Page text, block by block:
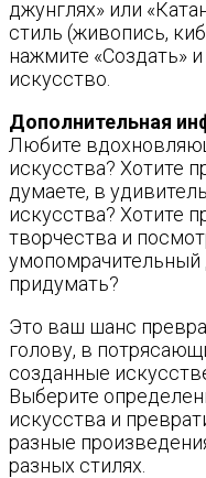
джунглях» или
стиль (живопись,
нажмите «Создать»
искусство.
Дополнительная
Любите
искусства? Хотите
думаете, в
искусства? Хотите
творчества и
придумать?
Это ваш шанс
голову, в
созданные
Выберите
искусства и
разные
разных стилях.